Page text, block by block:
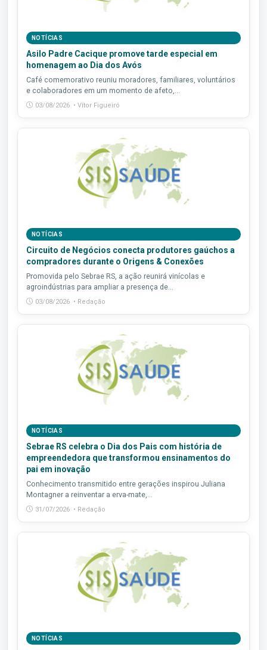
NOTÍCIAS
Asilo Padre Cacique promove tarde especial em
homenagem ao Dia dos Avós
Café comemorativo reuniu moradores, familiares, voluntários
e colaboradores em um momento de afeto,...
03/08/2026 • Vítor Figueiró
NOTÍCIAS
Circuito de Negócios conecta produtores gaúchos a
compradores durante o Origens & Conexões
Promovida pelo Sebrae RS, a ação reunirá vinícolas e
agroindústrias para ampliar a presença de...
03/08/2026 • Redação
NOTÍCIAS
Sebrae RS celebra o Dia dos Pais com história de
empreendedora que transformou ensinamentos do
pai em inovação
Conhecimento transmitido entre gerações inspirou Juliana
Montagner a reinventar a erva-mate,...
31/07/2026 • Redação
NOTÍCIAS